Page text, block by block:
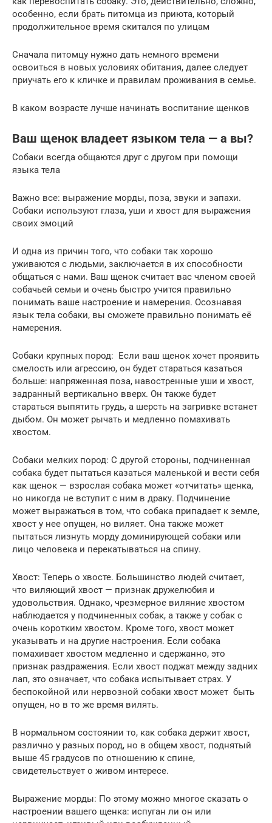
особенно, если брать питомца из приюта, который
продолжительное время скитался по улицам
Сначала питомцу нужно дать немного времени
освоиться в новых условиях обитания, далее следует
приучать его к кличке и правилам проживания в семье.
В каком возрасте лучше начинать воспитание щенков
Ваш щенок владеет языком тела — а вы?
Собаки всегда общаются друг с другом при помощи
языка тела
Важно все: выражение морды, поза, звуки и запахи.
Собаки используют глаза, уши и хвост для выражения
своих эмоций
И одна из причин того, что собаки так хорошо
уживаются с людьми, заключается в их способности
общаться с нами. Ваш щенок считает вас членом своей
собачьей семьи и очень быстро учится правильно
понимать ваше настроение и намерения. Осознавая
язык тела собаки, вы сможете правильно понимать её
намерения.
Собаки крупных пород: Если ваш щенок хочет проявить
смелость или агрессию, он будет стараться казаться
больше: напряженная поза, навостренные уши и хвост,
задранный вертикально вверх. Он также будет
стараться выпятить грудь, а шерсть на загривке встанет
дыбом. Он может рычать и медленно помахивать
хвостом.
Собаки мелких пород: С другой стороны, подчиненная
собака будет пытаться казаться маленькой и вести себя
как щенок — взрослая собака может «отчитать» щенка,
но никогда не вступит с ним в драку. Подчинение
может выражаться в том, что собака припадает к земле,
хвост у нее опущен, но виляет. Она также может
пытаться лизнуть морду доминирующей собаки или
лицо человека и перекатываться на спину.
Хвост: Теперь о хвосте. Большинство людей считает,
что виляющий хвост — признак дружелюбия и
удовольствия. Однако, чрезмерное виляние хвостом
наблюдается у подчиненных собак, а также у собак с
очень коротким хвостом. Кроме того, хвост может
указывать и на другие настроения. Если собака
помахивает хвостом медленно и сдержанно, это
признак раздражения. Если хвост поджат между задних
лап, это означает, что собака испытывает страх. У
беспокойной или нервозной собаки хвост может быть
опущен, но в то же время вилять.
В нормальном состоянии то, как собака держит хвост,
различно у разных пород, но в общем хвост, поднятый
выше 45 градусов по отношению к спине,
свидетельствует о живом интересе.
Выражение морды: По этому можно многое сказать о
настроении вашего щенка: испуган ли он или